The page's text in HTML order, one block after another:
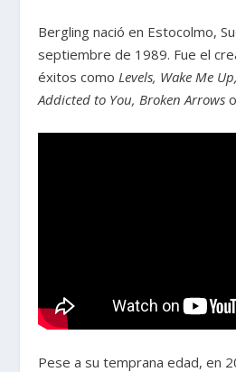
Bergling nació en Estocolmo,
septiembre de 1989. Fue el
éxitos como Levels, Wake Me
Addicted to You, Broken Arrowso
Pese a su temprana edad, en